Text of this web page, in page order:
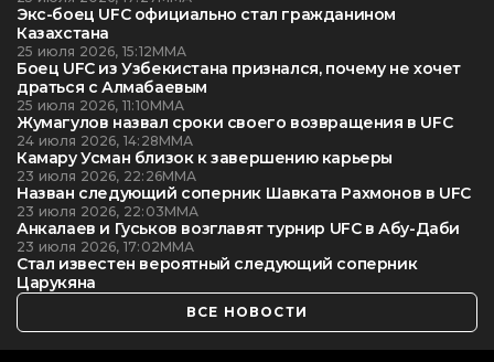
Экс-боец UFC официально стал гражданином
Казахстана
25 июля 2026, 15:12ММА
Боец UFC из Узбекистана признался, почему не хочет
драться с Алмабаевым
25 июля 2026, 11:10ММА
Жумагулов назвал сроки своего возвращения в UFC
24 июля 2026, 14:28ММА
Камару Усман близок к завершению карьеры
23 июля 2026, 22:26ММА
Назван следующий соперник Шавката Рахмонов в UFC
23 июля 2026, 22:03ММА
Анкалаев и Гуськов возглавят турнир UFC в Абу-Даби
23 июля 2026, 17:02ММА
Стал известен вероятный следующий соперник
Царукяна
ВСЕ НОВОСТИ